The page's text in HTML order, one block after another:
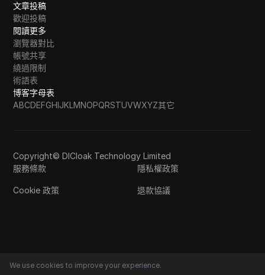
文章投稿
歡迎投稿
閱讀更多
瀏覽器對比
帳號共享
繞過限制
術語表
博客字母表
ABCDEFGHIJKLMNOPQRSTUVWXYZ其它
Copyright© DICloak Technology Limited
服務條款
隱私權政策
Cookie 政策 退款協議
We use cookies to improve your experience.